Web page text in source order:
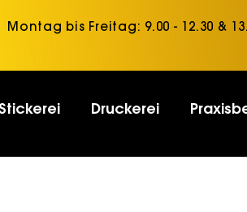
Montag bis Freitag: 9.00 - 12.30 &
Druckerei